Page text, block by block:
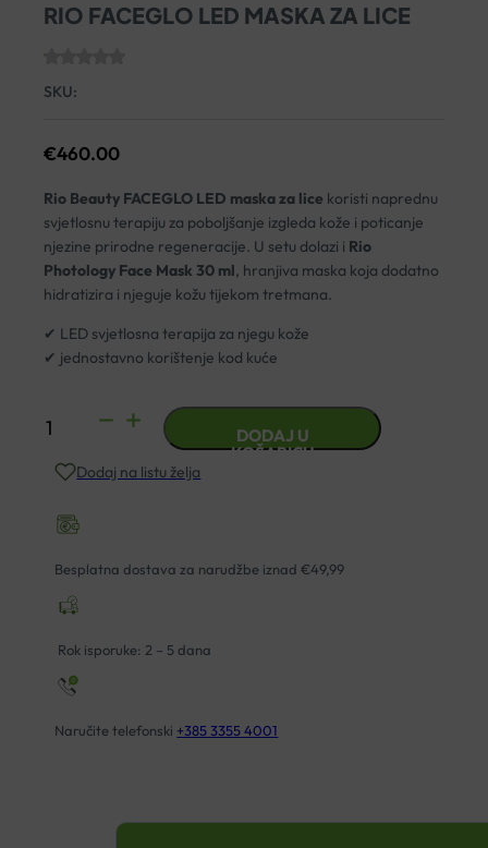
RIO FACEGLO LED MASKA ZA LICE
SKU:
€460.00
Rio Beauty FACEGLO LED maska za lice koristi naprednu
svjetlosnu terapiju za poboljšanje izgleda kože i poticanje
njezine prirodne regeneracije. U setu dolazi i Rio
Photology Face Mask 30 ml, hranjiva maska koja dodatno
hidratizira i njeguje kožu tijekom tretmana.
✔ LED svjetlosna terapija za njegu kože
✔ jednostavno korištenje kod kuće
RIO
LED
ZA
LICE
DODAJ U
KOŠARICU
Dodaj na listu želja
Besplatna dostava za narudžbe iznad €49,99
Rok isporuke: 2 – 5 dana
Naručite telefonski +385 3355 4001